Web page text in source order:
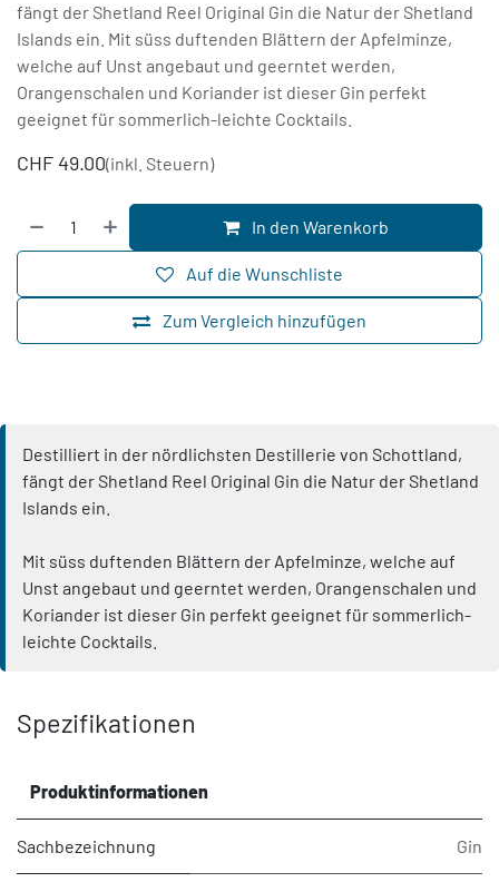
fängt der Shetland Reel Original Gin die Natur der Shetland
Islands ein. Mit süss duftenden Blättern der Apfelminze,
welche auf Unst angebaut und geerntet werden,
Orangenschalen und Koriander ist dieser Gin perfekt
geeignet für sommerlich-leichte Cocktails.
CHF 49.00(inkl. Steuern)
In den Warenkorb
Zum Vergleich hinzufügen
Auf die Wunschliste
Destilliert in der nördlichsten Destillerie von Schottland,
fängt der Shetland Reel Original Gin die Natur der Shetland
Islands ein.
Mit süss duftenden Blättern der Apfelminze, welche auf
Unst angebaut und geerntet werden, Orangenschalen und
Koriander ist dieser Gin perfekt geeignet für sommerlich-
leichte Cocktails.
Spezifikationen
Produktinformationen
Sachbezeichnung Gin